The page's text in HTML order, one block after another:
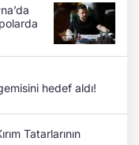
hedef aldı!
Tatarlarının